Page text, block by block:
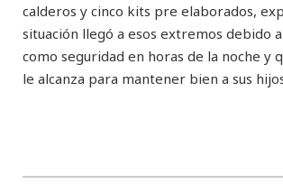
calderos y cinco kits pre elaborados,
situación llegó a esos extremos debido
como seguridad en horas de la noche y
le alcanza para mantener bien a sus